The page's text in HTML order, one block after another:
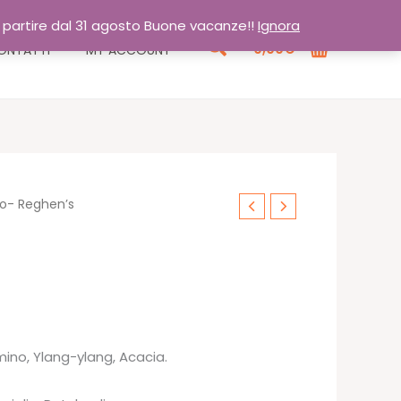
dal 31 agosto Buone vacanze!! Ignora
MY ACCOUNT Cerca
0,00€
Reghen’s
Ylang-ylang, Acacia.